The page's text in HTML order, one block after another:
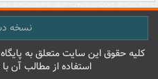
نسخه
کليه حقوق اين سايت متعلق به
استفاده از مطالب آن